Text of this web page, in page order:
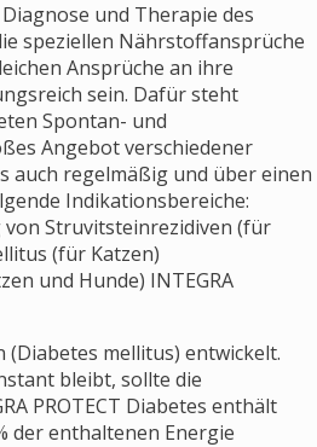
und Therapie des
speziellen Nährstoffansprüche
Ansprüche an ihre
sein. Dafür steht
Spontan- und
Angebot verschiedener
auch regelmäßig und über einen
Indikationsbereiche:
Struvitsteinrezidiven (für
(für Katzen)
und Hunde) INTEGRA
(Diabetes mellitus) entwickelt.
bleibt, sollte die
PROTECT Diabetes enthält
der enthaltenen Energie